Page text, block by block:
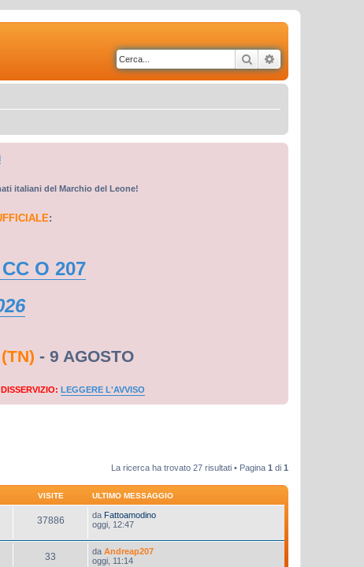
Cerca
italiani del Marchio del Leone!
:
O 207
- 9 AGOSTO
LEGGERE L'AVVISO
La ricerca ha trovato 27 risultati • Pagina 1 di 1
VISITE ULTIMO MESSAGGIO
37886 da Fattoamodino
oggi, 12:47
33 da Andreap207
oggi, 11:14